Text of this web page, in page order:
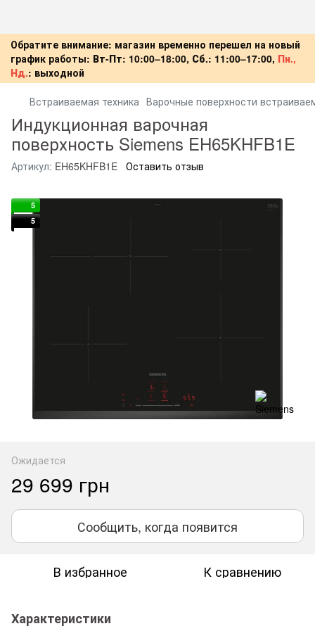
Обратите внимание: магазин временно перешел на новый
график работы: Вт-Пт: 10:00–18:00, Сб.: 11:00–17:00, Пн.,
Нд.: выходной
Встраиваемая техника Варочные поверхности
Индукционная варочная
поверхность Siemens EH65KHFB1E
Артикул: EH65KHFB1E Оставить отзыв
5
5
Ожидается
29 699 грн
Сообщить, когда появится
В избранное К сравнению
Характеристики